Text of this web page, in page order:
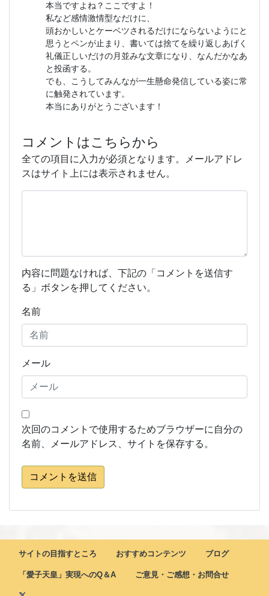
本当ですよね？ここですよ！
私など感情激情型なだけに、
頭おかしいとケーベツされるだけにならないようにと
思うとペンが止まり、書いては捨てを繰り返しあげく
礼儀正しいだけの月並みな文章になり、なんだかなあ
と投函する。
でも、こうしてみんなが一生懸命発信している姿に常
に触発されています。
本当にありがとうございます！
コメントはこちらから
全ての項目に入力が必須となります。メールアドレ
スはサイト上には表示されません。
内容に問題なければ、下記の「コメントを送信す
る」ボタンを押してください。
名前
メール
次回のコメントで使用するためブラウザーに自分の
名前、メールアドレス、サイトを保存する。
コメントを送信
サイトの目指すところ おすすめコンテンツ ブログ
「愛子天皇」実現へのQ＆A ご意見・ご感想・お問合せ